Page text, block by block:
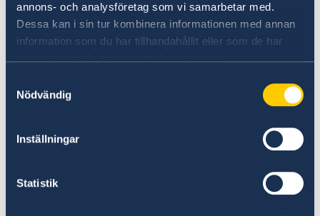
annons- och analysföretag som vi samarbetar med.
Dessa kan i sin tur kombinera informationen med annan
information som du har tillhandahållit eller som de har
Nödvändig
Inställningar
Statistik
Faire des affaires avec la Suède
En savoir plus